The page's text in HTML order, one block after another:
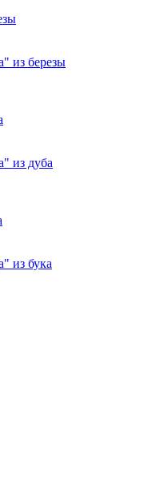
из березы
из дуба
из бука